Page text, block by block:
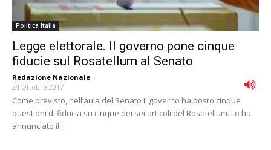
Politica Italia
Legge elettorale. Il governo pone cinque
fiducie sul Rosatellum al Senato
Redazione Nazionale -
24 Ottobre 2017
Come previsto, nell’aula del Senato il governo ha posto cinque
questioni di fiducia su cinque dei sei articoli del Rosatellum. Lo ha
annunciato il...